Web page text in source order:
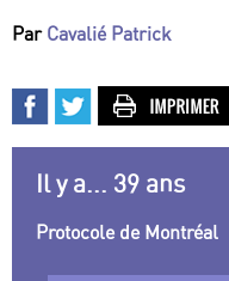
Par Cavalié Patrick
Il y a... 39 ans
Protocole de Montréal